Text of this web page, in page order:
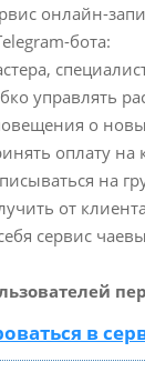
онлайн-
бота:
управлять
о
оплату на
на
от
сервис
в